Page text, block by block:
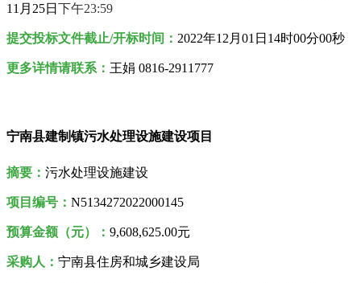
11月25日 下午23:59
提交投标文件截止/开标时间： 2022年12月01日14时00分00秒
更多详情请联系： 王娟 0816-2911777
宁南县建制镇污水处理设施建设项目
摘要： 污水处理设施建设
项目编号： N5134272022000145
预算金额（元）： 9,608,625.00元
采购人 ： 宁南县住房和城乡建设局